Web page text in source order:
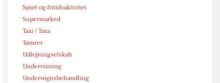
Sport og fritidsaktivitet
Supermarked
Taxi / Taxa
Tømrer
Udlejningselskab
Undervisning
Undervognsbehandling